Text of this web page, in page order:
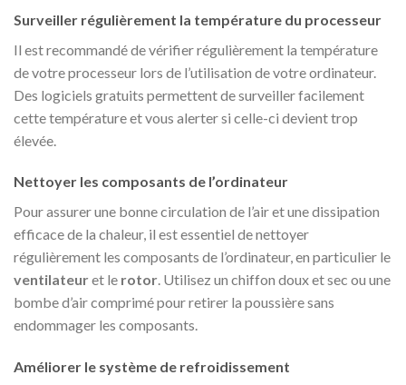
Surveiller régulièrement la température du processeur
Il est recommandé de vérifier régulièrement la température
de votre processeur lors de l’utilisation de votre ordinateur.
Des logiciels gratuits permettent de surveiller facilement
cette température et vous alerter si celle-ci devient trop
élevée.
Nettoyer les composants de l’ordinateur
Pour assurer une bonne circulation de l’air et une dissipation
efficace de la chaleur, il est essentiel de nettoyer
régulièrement les composants de l’ordinateur, en particulier le
ventilateuret le rotor. Utilisez un chiffon doux et sec ou une
bombe d’air comprimé pour retirer la poussière sans
endommager les composants.
Améliorer le système de refroidissement